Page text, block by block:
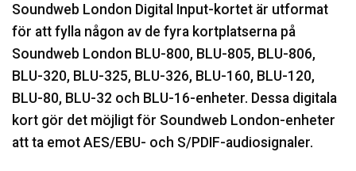
Soundweb London Digital Input-kortet är utformat
för att fylla någon av de fyra kortplatserna på
Soundweb London BLU-800, BLU-805, BLU-806,
BLU-320, BLU-325, BLU-326, BLU-160, BLU-120,
BLU-80, BLU-32 och BLU-16-enheter. Dessa digitala
kort gör det möjligt för Soundweb London-enheter
att ta emot AES/EBU- och S/PDIF-audiosignaler.